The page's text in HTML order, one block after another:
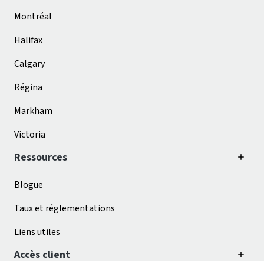
Montréal
Halifax
Calgary
Régina
Markham
Victoria
Ressources
Blogue
Taux et réglementations
Liens utiles
Accès client